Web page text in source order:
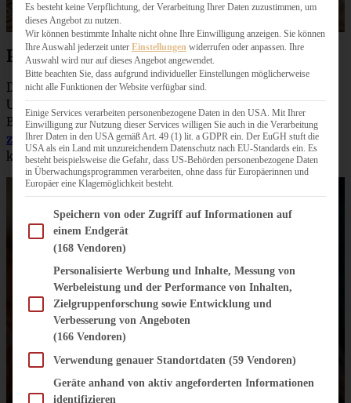
Pumpkin-Spice-Gewürz
Dieses klassische Gewürz kommt ursprünglich aus den
USA, inzwischen hat es aber auch hier in der Kürbis-
Bäckerei Einzug gehalten. Ihr müsst es nicht kaufen,hier
zeige ich Euch, wie Ihr es ganz einfach selbst mischen
könnt.
Es besteht keine Verpflichtung, der Verarbeitung Ihrer Daten zuzustimmen, um
dieses Angebot zu nutzen.
Wir können bestimmte Inhalte nicht ohne Ihre Einwilligung anzeigen. Sie können
Ihre Auswahl jederzeit unter Einstellungen widerrufen oder anpassen. Ihre
Auswahl wird nur auf dieses Angebot angewendet.
Bitte beachten Sie, dass aufgrund individueller Einstellungen möglicherweise
nicht alle Funktionen der Website verfügbar sind.
Einige Services verarbeiten personenbezogene Daten in den USA. Mit Ihrer
Einwilligung zur Nutzung dieser Services willigen Sie auch in die Verarbeitung
Ihrer Daten in den USA gemäß Art. 49 (1) lit. a GDPR ein. Der EuGH stuft die
USA als ein Land mit unzureichendem Datenschutz nach EU-Standards ein. Es
besteht beispielsweise die Gefahr, dass US-Behörden personenbezogene Daten
in Überwachungsprogrammen verarbeiten, ohne dass für Europäerinnen und
Europäer eine Klagemöglichkeit besteht.
Im Folgenden finden Sie eine Liste der Zwecke des IAB Transparency and Consent
Speichern von oder Zugriff auf Informationen auf
einem Endgerät
(168 Vendoren)
Personalisierte Werbung und Inhalte, Messung von
Werbeleistung und der Performance von Inhalten,
Zielgruppenforschung sowie Entwicklung und
Verbesserung von Angeboten
(166 Vendoren)
Verwendung genauer Standortdaten (59 Vendoren)
Geräte anhand von aktiv angeforderten Informationen
identifizieren